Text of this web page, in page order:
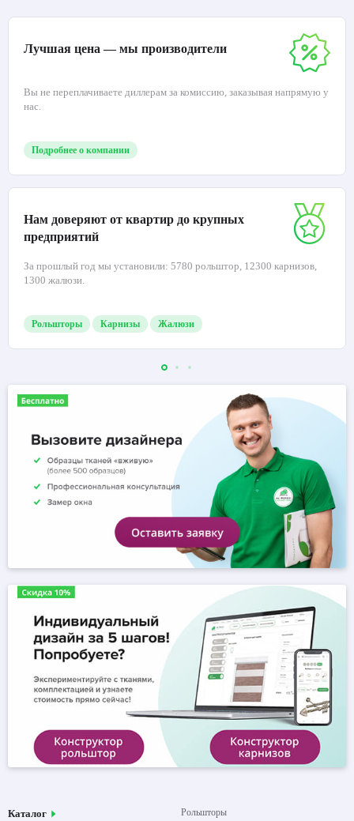
Лучшая цена — мы производители
Вы не переплачиваете диллерам за комиссию, заказывая напрямую у
нас.
Подробнее о компании
Нам доверяют от квартир до крупных
предприятий
За прошлый год мы установили: 5780 рольштор, 12300 карнизов,
1300 жалюзи.
Рольшторы Карнизы Жалюзи
Каталог
Рольшторы